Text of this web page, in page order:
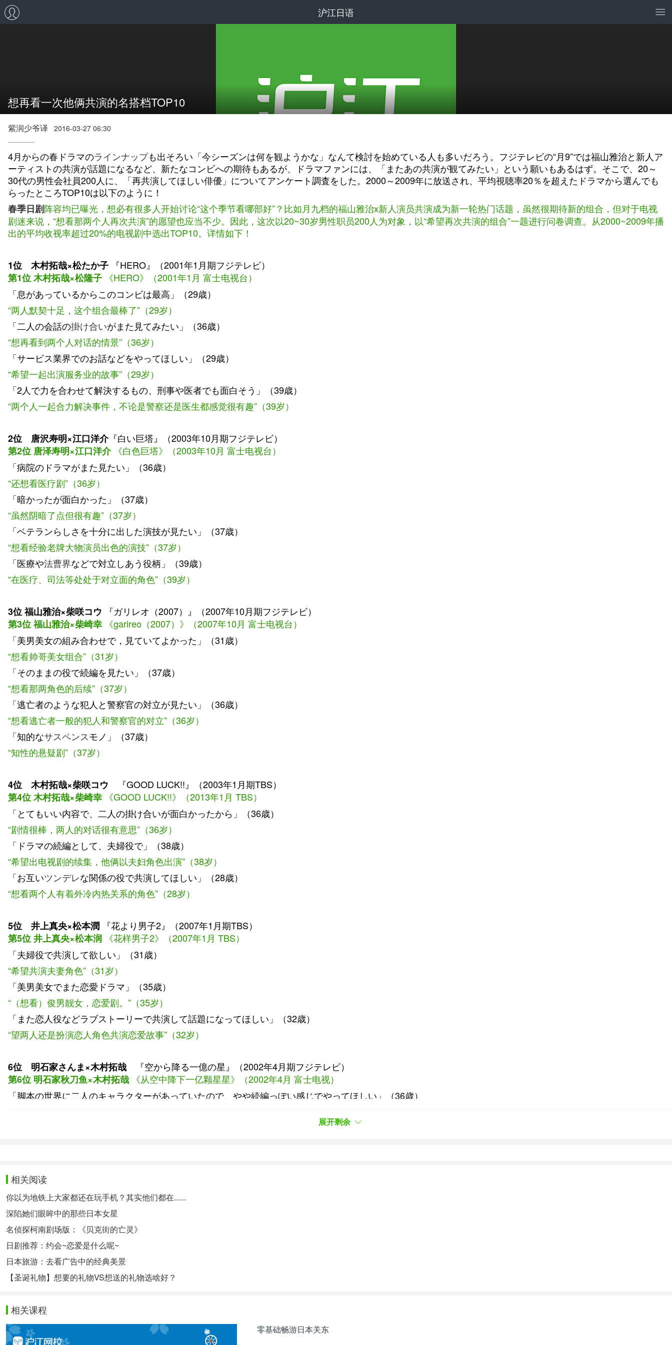
沪江日语
想再看一次他俩共演的名搭档TOP10
紫润少爷译 2016-03-27 06:30
4月からの春ドラマのラインナップも出そろい「今シーズンは何を観ようかな」なんて検討を始めている人も多いだろう。フジテレビの“月9”では福山雅治と新人ア
ーティストの共演が話題になるなど、新たなコンビへの期待もあるが、ドラマファンには、「またあの共演が観てみたい」という願いもあるはず。そこで、20～
30代の男性会社員200人に、「再共演してほしい俳優」についてアンケート調査をした。2000～2009年に放送され、平均視聴率20％を超えたドラマから選んでも
らったところTOP10は以下のように！
春季日剧阵容均已曝光，想必有很多人开始讨论“这个季节看哪部好”？比如月九档的福山雅治x新人演员共演成为新一轮热门话题，虽然很期待新的组合，但对于电视
剧迷来说，“想看那两个人再次共演”的愿望也应当不少。因此，这次以20~30岁男性职员200人为对象，以“希望再次共演的组合”一题进行问卷调查。从2000~2009年播
出的平均收视率超过20%的电视剧中选出TOP10。详情如下！
1位 木村拓哉×松たか子 『HERO』（2001年1月期フジテレビ）
第1位 木村拓哉×松隆子 《HERO》（2001年1月 富士电视台）
「息があっているからこのコンビは最高」（29歳）
“两人默契十足，这个组合最棒了”（29岁）
「二人の会話の掛け合いがまた見てみたい」（36歳）
“想再看到两个人对话的情景”（36岁）
「サービス業界でのお話などをやってほしい」（29歳）
“希望一起出演服务业的故事”（29岁）
「2人で力を合わせて解決するもの、刑事や医者でも面白そう」（39歳）
“两个人一起合力解决事件，不论是警察还是医生都感觉很有趣”（39岁）
2位 唐沢寿明×江口洋介『白い巨塔』（2003年10月期フジテレビ）
第2位 唐泽寿明×江口洋介《白色巨塔》（2003年10月 富士电视台）
「病院のドラマがまた見たい」（36歳）
“还想看医疗剧”（36岁）
「暗かったが面白かった」（37歳）
“虽然阴暗了点但很有趣”（37岁）
「ベテランらしさを十分に出した演技が見たい」（37歳）
“想看经验老牌大物演员出色的演技”（37岁）
「医療や法曹界などで対立しあう役柄」（39歳）
“在医疗、司法等处处于对立面的角色”（39岁）
3位福山雅治×柴咲コウ 『ガリレオ（2007）』（2007年10月期フジテレビ）
第3位 福山雅治×柴崎幸 《garireo（2007） 》（2007年10月 富士电视台）
「美男美女の組み合わせで，見ていてよかった」（31歳）
“想看帅哥美女组合”（31岁）
「そのままの役で続編を見たい」（37歳）
“想看那两角色的后续”（37岁）
「逃亡者のような犯人と警察官の対立が見たい」（36歳）
“想看逃亡者一般的犯人和警察官的对立”（36岁）
「知的なサスペンスモノ 」（37歳）
“知性的悬疑剧”（37岁）
4位 木村拓哉×柴咲コウ 『GOOD LUCK!!』（2003年1月期TBS）
第4位 木村拓哉×柴崎幸 《GOOD LUCK!!》（2013年1月 TBS）
「とてもいい内容で、二人の掛け合いが面白かったから」（36歳）
“剧情很棒，两人的对话很有意思”（36岁）
「ドラマの続編として、夫婦役で」（38歳）
“希望出电视剧的续集，他俩以夫妇角色出演”（38岁）
「お互いツンデレな関係の役で共演してほしい」（28歳）
“想看两个人有着外冷内热关系的角色”（28岁）
5位 井上真央×松本潤 『花より男子2』（2007年1月期TBS）
第5位井上真央×松本润 《花样男子2》（2007年1月 TBS）
「夫婦役で共演して欲しい」（31歳）
“希望共演夫妻角色”（31岁）
「美男美女でまた恋愛ドラマ」（35歳）
“（想看）俊男靓女，恋爱剧。”（35岁）
「また恋人役などラブストーリーで共演して話題になってほしい」（32歳）
“望两人还是扮演恋人角色共演恋爱故事”（32岁）
6位 明石家さんま×木村拓哉 『空から降る一億の星』（2002年4月期フジテレビ）
第6位 明石家秋刀鱼×木村拓哉 《从空中降下一亿颗星星》（2002年4月 富士电视）
「脚本の世界に二人のキャラクターがあっていたので、やや続編っぽい感じでやってほしい」（36歳）
7位 伊藤淳史×伊東美咲
第7位 伊藤淳史×伊东美咲
「アンバランス加減がよかった」（32歳）
“有点不平衡的感觉刚刚好”（32岁）
「二人とも教師役のスクールドラマなんかもいい」（31歳）
“两人都是教师一角的校园剧应该不错”（31岁）
8位 吉岡秀隆×柴咲コウ『Dr.コトー診療所2006』（2006年10月期フジテレビ）
9位 木村拓哉×北大路欣也
『華麗なる一族』（2007年1月期TBS）
《华丽的一族》（2007年1月 TBS）
展开剩余
相关阅读
你以为地铁上大家都还在玩手机？其实他们都在......
深陷她们眼眸中的那些日本女星
名侦探柯南剧场版：《贝克街的亡灵》
日剧推荐：约会~恋爱是什么呢~
日本旅游：去看广告中的经典美景
【圣诞礼物】想要的礼物VS想送的礼物选啥好？
相关课程
零基础畅游日本关东